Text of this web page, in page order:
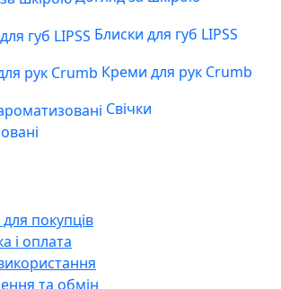
Блиски для губ LIPSS
Креми для рук Crumb
Свічки
покупців
і оплата
та обмін